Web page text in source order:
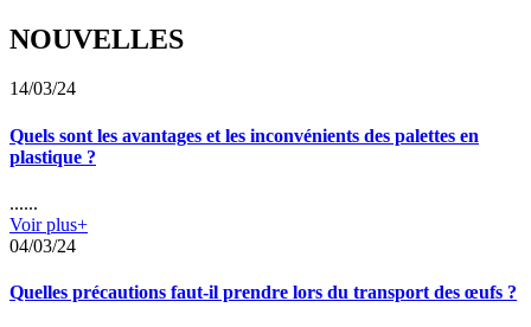
NOUVELLES
14/03/24
Quels sont les avantages et les inconvénients des palettes en
plastique ?
......
Voir plus+
04/03/24
Quelles précautions faut-il prendre lors du transport des œufs ?